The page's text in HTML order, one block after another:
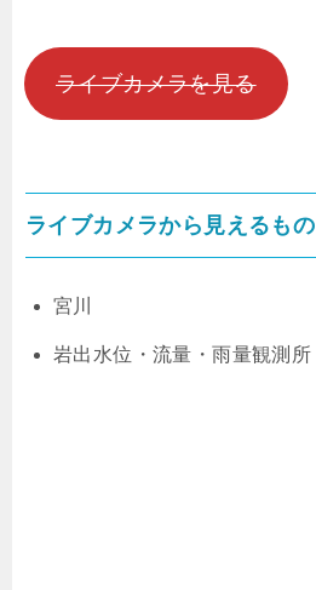
ライブカメラを見る
ライブカメラから見えるもの
宮川
岩出水位・流量・雨量観測所